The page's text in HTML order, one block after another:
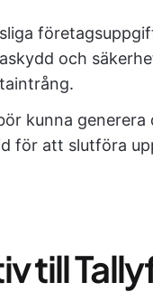
och
kunna
för att slutföra
till